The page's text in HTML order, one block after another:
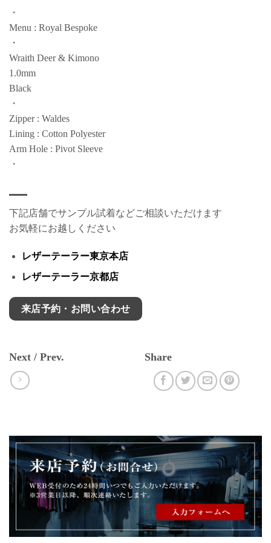
・
Menu : Royal Bespoke
・
Wraith Deer & Kimono
1.0mm
Black
・
Zipper : Waldes
Lining : Cotton Polyester
Arm Hole : Pivot Sleeve
・
下記店舗でサンプル試着などご相談いただけます
お気軽にお越しください
レザーテーラー東京本店
レザーテーラー京都店
来店予約・お問い合わせ
Next / Prev. Share